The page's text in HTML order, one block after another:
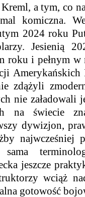
a tym, co
komiczna.
2024 roku
Jesienią
roku i pełnym w
zdążyli
nie załadowali
na świecie
dywizjon,
najwcześniej
jeszcze
wciąż
gotowość